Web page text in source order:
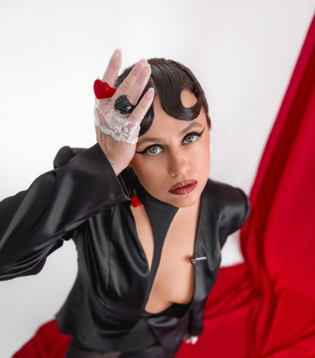
К 10-летию «Собака.ru» в Иркутске
родилась новая легенда - капсула
украшений «Пиковая дама» и дроп
вечерних образов «Извинитесь».